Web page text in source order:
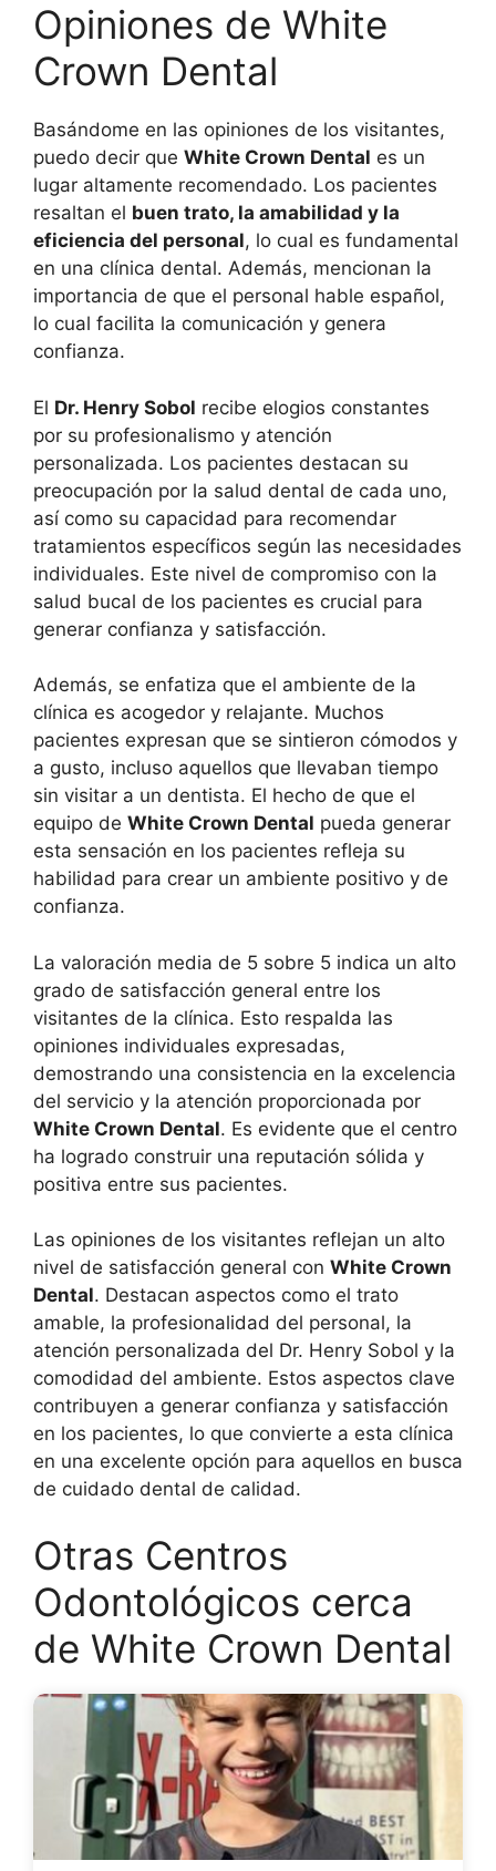
Opiniones de White
Crown Dental
Basándome en las opiniones de los visitantes,
puedo decir que White Crown Dental es un
lugar altamente recomendado. Los pacientes
resaltan el buen trato, la amabilidad y la
eficiencia del personal, lo cual es fundamental
en una clínica dental. Además, mencionan la
importancia de que el personal hable español,
lo cual facilita la comunicación y genera
confianza.
El Dr. Henry Sobol recibe elogios constantes
por su profesionalismo y atención
personalizada. Los pacientes destacan su
preocupación por la salud dental de cada uno,
así como su capacidad para recomendar
tratamientos específicos según las necesidades
individuales. Este nivel de compromiso con la
salud bucal de los pacientes es crucial para
generar confianza y satisfacción.
Además, se enfatiza que el ambiente de la
clínica es acogedor y relajante. Muchos
pacientes expresan que se sintieron cómodos y
a gusto, incluso aquellos que llevaban tiempo
sin visitar a un dentista. El hecho de que el
equipo de White Crown Dental pueda generar
esta sensación en los pacientes refleja su
habilidad para crear un ambiente positivo y de
confianza.
La valoración media de 5 sobre 5 indica un alto
grado de satisfacción general entre los
visitantes de la clínica. Esto respalda las
opiniones individuales expresadas,
demostrando una consistencia en la excelencia
del servicio y la atención proporcionada por
White Crown Dental. Es evidente que el centro
ha logrado construir una reputación sólida y
positiva entre sus pacientes.
Las opiniones de los visitantes reflejan un alto
nivel de satisfacción general con White Crown
Dental. Destacan aspectos como el trato
amable, la profesionalidad del personal, la
atención personalizada del Dr. Henry Sobol y la
comodidad del ambiente. Estos aspectos clave
contribuyen a generar confianza y satisfacción
en los pacientes, lo que convierte a esta clínica
en una excelente opción para aquellos en busca
de cuidado dental de calidad.
Otras Centros
Odontológicos cerca
de White Crown Dental